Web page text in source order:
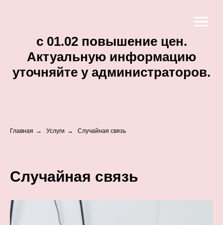
c 01.02 повышение цен.
Актуальную информацию
уточняйте у администраторов.
Главная → Услуги → Случайная связь
Случайная связь